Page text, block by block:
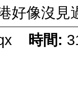
好像沒見
時間: